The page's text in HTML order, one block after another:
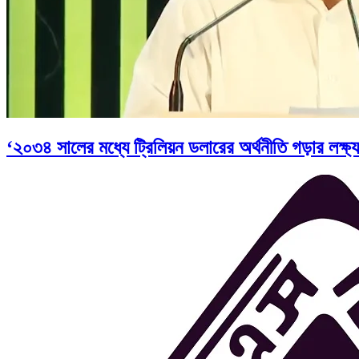
‘২০৩৪ সালের মধ্যে ট্রিলিয়ন ডলারের অর্থনীতি গড়ার